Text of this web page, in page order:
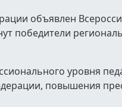
объявлен
победители
уровня
повышения